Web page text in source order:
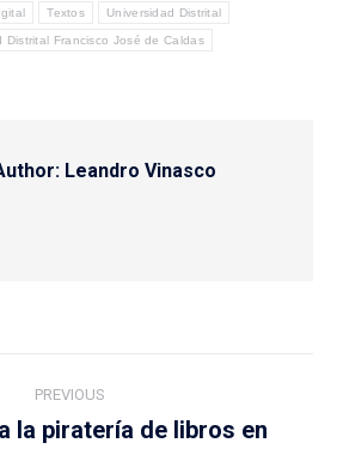
Textos Universidad Distrital
Distrital Francisco José de Caldas
Leandro Vinasco
PREVIOUS
la piratería de libros en